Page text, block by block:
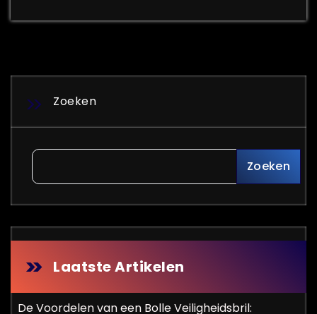
Zoeken
Zoeken
Laatste Artikelen
De Voordelen van een Bolle Veiligheidsbril: